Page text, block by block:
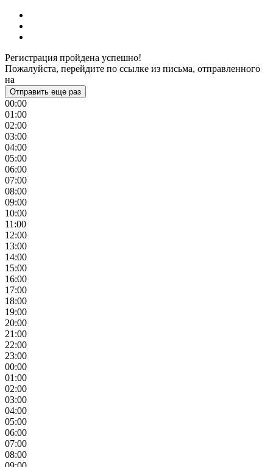
Регистрация пройдена успешно!
Пожалуйста, перейдите по ссылке из письма, отправленного
на
Отправить еще раз
00:00
01:00
02:00
03:00
04:00
05:00
06:00
07:00
08:00
09:00
10:00
11:00
12:00
13:00
14:00
15:00
16:00
17:00
18:00
19:00
20:00
21:00
22:00
23:00
00:00
01:00
02:00
03:00
04:00
05:00
06:00
07:00
08:00